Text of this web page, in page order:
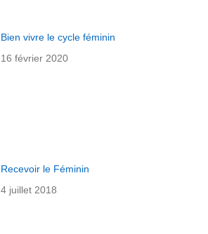
Bien vivre le cycle féminin
16 février 2020
Recevoir le Féminin
4 juillet 2018